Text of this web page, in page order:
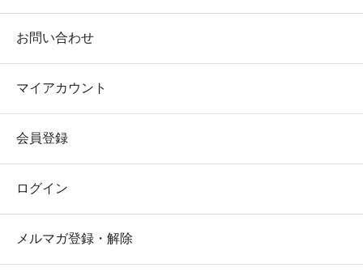
お問い合わせ
マイアカウント
会員登録
ログイン
メルマガ登録・解除